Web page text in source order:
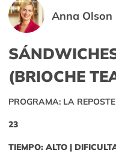
Anna Olson
(BRIOCHE
PROGRAMA: LA
23
TIEMPO: ALTO |